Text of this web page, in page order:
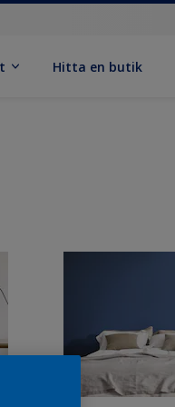
Hitta en butik